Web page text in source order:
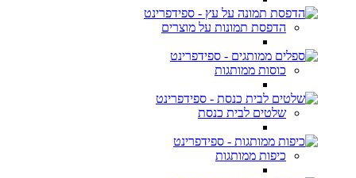
הדפסת תמונות על מוצרים
כוסות ממותגות
שלטים לבית כנסת
כיפות ממותגות